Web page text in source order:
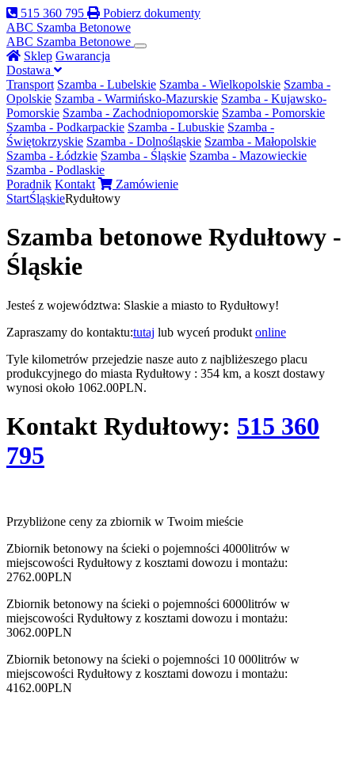
515 360 795
Pobierz dokumenty
ABC Szamba Betonowe
ABC Szamba Betonowe
Sklep Gwarancja
Dostawa
Transport Szamba - Lubelskie Szamba - Wielkopolskie Szamba -
Opolskie Szamba - Warmińsko-Mazurskie Szamba - Kujawsko-
Pomorskie Szamba - Zachodniopomorskie Szamba - Pomorskie
Szamba - Podkarpackie Szamba - Lubuskie Szamba -
Świętokrzyskie Szamba - Dolnośląskie Szamba - Małopolskie
Szamba - Łódzkie Szamba - Śląskie Szamba - Mazowieckie
Szamba - Podlaskie
Poradnik Kontakt
Zamówienie
StartŚląskieRydułtowy
Szamba betonowe Rydułtowy -
Śląskie
Jesteś z województwa: Slaskie a miasto to Rydułtowy!
Zapraszamy do kontaktu:tutaj lub wyceń produkt online
Tyle kilometrów przejedzie nasze auto z najbliżeszego placu
produkcyjnego do miasta Rydułtowy : 354 km, a koszt dostawy
wynosi około 1062.00PLN.
Kontakt Rydułtowy: 515 360
795
Przybliżone ceny za zbiornik w Twoim mieście
Zbiornik betonowy na ścieki o pojemności 4000litrów w
miejscowości Rydułtowy z kosztami dowozu i montażu:
2762.00PLN
Zbiornik betonowy na ścieki o pojemności 6000litrów w
miejscowości Rydułtowy z kosztami dowozu i montażu:
3062.00PLN
Zbiornik betonowy na ścieki o pojemności 10 000litrów w
miejscowości Rydułtowy z kosztami dowozu i montażu:
4162.00PLN